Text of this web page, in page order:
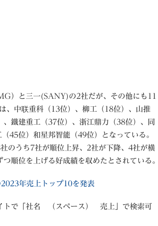
）と三一(SANY)の2社だが、その他にも11
、中联重科（13位）、柳工（18位）、山推
鐵建重工（37位）、浙江鼎力（38位）、同
45位）和星邦智能（49位）となっている。
のうち7社が順位上昇、2社が下降、4社が横
順位を上げる好成績を収めたとされている。
年売上トップ10を発表
トで「社名 （スペース） 売上」で検索可